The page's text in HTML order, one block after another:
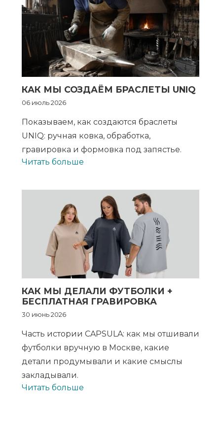
КАК МЫ СОЗДАЁМ БРАСЛЕТЫ UNIQ
06 июль 2026
Показываем, как создаются браслеты
UNIQ: ручная ковка, обработка,
гравировка и формовка под запястье.
Читать больше
КАК МЫ ДЕЛАЛИ ФУТБОЛКИ +
БЕСПЛАТНАЯ ГРАВИРОВКА
30 июнь 2026
Часть истории CAPSULA: как мы отшивали
футболки вручную в Москве, какие
детали продумывали и какие смыслы
закладывали.
Читать больше